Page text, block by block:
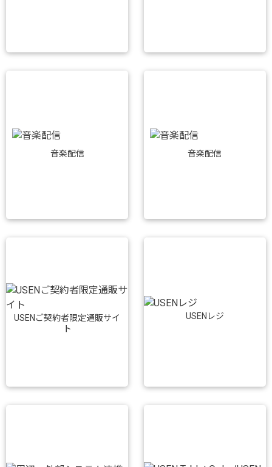
音楽配信 音楽配信
USENご契約者限定通販サイ
ト
USENレジ